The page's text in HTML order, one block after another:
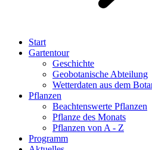
Start
Gartentour
Geschichte
Geobotanische Abteilung
Wetterdaten aus dem
Pflanzen
Beachtenswerte Pflanzen
Pflanze des Monats
Pflanzen von A - Z
Programm